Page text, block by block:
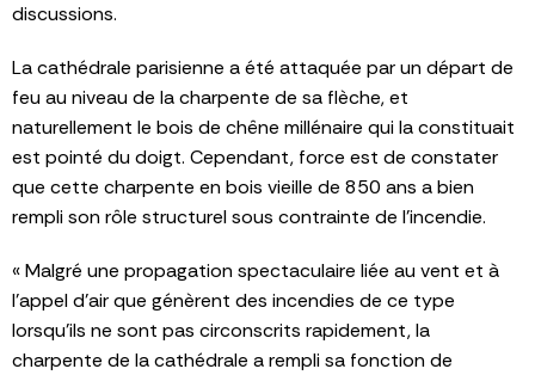
discussions.
La cathédrale parisienne a été attaquée par un départ de
feu au niveau de la charpente de sa flèche, et
naturellement le bois de chêne millénaire qui la constituait
est pointé du doigt. Cependant, force est de constater
que cette charpente en bois vieille de 850 ans a bien
rempli son rôle structurel sous contrainte de l’incendie.
« Malgré une propagation spectaculaire liée au vent et à
l’appel d’air que génèrent des incendies de ce type
lorsqu’ils ne sont pas circonscrits rapidement, la
charpente de la cathédrale a rempli sa fonction de